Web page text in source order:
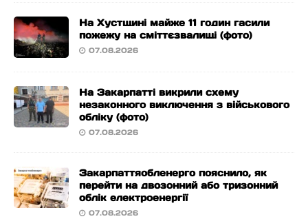
На Хустщині майже 11 годин гасили
пожежу на сміттєзвалищі (фото)
07.08.2026
На Закарпатті викрили схему
незаконного виключення з військового
обліку (фото)
07.08.2026
Закарпаттяобленерго пояснило, як
перейти на двозонний або тризонний
облік електроенергії
07.08.2026